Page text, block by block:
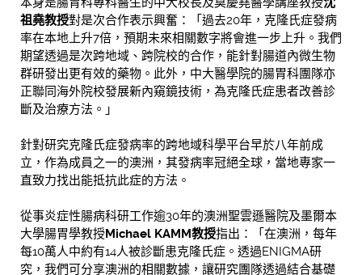
祖堯教授對是次合作表示興奮：「過去20年，克隆氏症發病
率在本地上升7倍，預期未來相關數字將會進一步上升。我們
期望透過是次跨地域、跨院校的合作，能針對腸道內微生物
群研發出更有效的藥物。此外，中大醫學院的腸胃科團隊亦
正聯同海外院校發展新內窺鏡技術，為克隆氏症患者改善診
斷及治療方法。」
針對研究克隆氏症發病率的跨地域科學平台早於八年前成
立，作為成員之一的澳洲，其發病率冠絕全球，當地專家一
直致力找出能抵抗此症的方法。
從事炎症性腸病科研工作逾30年的澳洲聖雲遜醫院及墨爾本
大學腸胃學教授Michael KAMM教授指出：「在澳洲，每年
每10萬人中約有14人被診斷患克隆氏症。透過ENIGMA研
究，我們可分享澳洲的相關數據，讓研究團隊透過結合基礎